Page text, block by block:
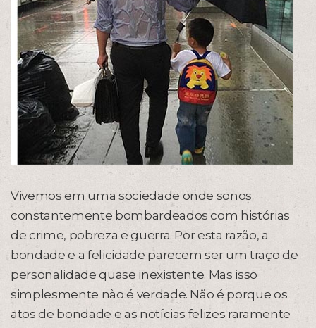
Vivemos em uma sociedade onde sonos
constantemente bombardeados com histórias
de crime, pobreza e guerra. Por esta razão, a
bondade e a felicidade parecem ser um traço de
personalidade quase inexistente. Mas isso
simplesmente não é verdade. Não é porque os
atos de bondade e as notícias felizes raramente